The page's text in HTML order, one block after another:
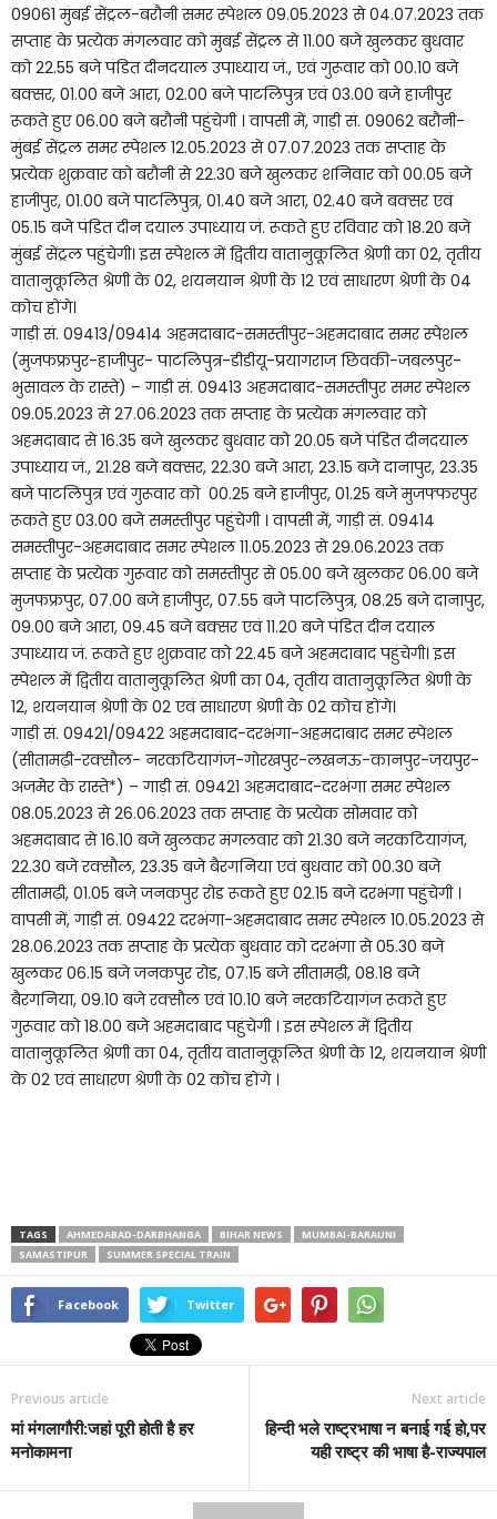
09061 मुंबई सेंट्रल-बरौनी समर स्पेशल 09.05.2023 से 04.07.2023 तक
सप्ताह के प्रत्येक मंगलवार को मुंबई सेंट्रल से 11.00 बजे खुलकर बुधवार
को 22.55 बजे पंडित दीनदयाल उपाध्याय जं., एवं गुरूवार को 00.10 बजे
बक्सर, 01.00 बजे आरा, 02.00 बजे पाटलिपुत्र एवं 03.00 बजे हाजीपुर
रूकते हुए 06.00 बजे बरौनी पहुंचेगी । वापसी में, गाड़ी सं. 09062 बरौनी-
मुंबई सेंट्रल समर स्पेशल 12.05.2023 से 07.07.2023 तक सप्ताह के
प्रत्येक शुक्रवार को बरौनी से 22.30 बजे खुलकर शनिवार को 00.05 बजे
हाजीपुर, 01.00 बजे पाटलिपुत्र, 01.40 बजे आरा, 02.40 बजे बक्सर एवं
05.15 बजे पंडित दीन दयाल उपाध्याय जं. रूकते हुए रविवार को 18.20 बजे
मुंबई सेंट्रल पहुंचेगी। इस स्पेशल में द्वितीय वातानुकूलित श्रेणी का 02, तृतीय
वातानुकूलित श्रेणी के 02, शयनयान श्रेणी के 12 एवं साधारण श्रेणी के 04
कोच होंगे।
गाड़ी सं. 09413/09414 अहमदाबाद-समस्तीपुर-अहमदाबाद समर स्पेशल
(मुजफफ्रपुर-हाजीपुर- पाटलिपुत्र-डीडीयू-प्रयागराज छिवकी-जबलपुर-
भुसावल के रास्ते) – गाड़ी सं. 09413 अहमदाबाद-समस्तीपुर समर स्पेशल
09.05.2023 से 27.06.2023 तक सप्ताह के प्रत्येक मंगलवार को
अहमदाबाद से 16.35 बजे खुलकर बुधवार को 20.05 बजे पंडित दीनदयाल
उपाध्याय जं., 21.28 बजे बक्सर, 22.30 बजे आरा, 23.15 बजे दानापुर, 23.35
बजे पाटलिपुत्र एवं गुरूवार को 00.25 बजे हाजीपुर, 01.25 बजे मुजफ्फरपुर
रूकते हुए 03.00 बजे समस्तीपुर पहुंचेगी । वापसी में, गाड़ी सं. 09414
समस्तीपुर-अहमदाबाद समर स्पेशल 11.05.2023 से 29.06.2023 तक
सप्ताह के प्रत्येक गुरूवार को समस्तीपुर से 05.00 बजे खुलकर 06.00 बजे
मुजफफ्रपुर, 07.00 बजे हाजीपुर, 07.55 बजे पाटलिपुत्र, 08.25 बजे दानापुर,
09.00 बजे आरा, 09.45 बजे बक्सर एवं 11.20 बजे पंडित दीन दयाल
उपाध्याय जं. रूकते हुए शुक्रवार को 22.45 बजे अहमदाबाद पहुंचेगी। इस
स्पेशल में द्वितीय वातानुकूलित श्रेणी का 04, तृतीय वातानुकूलित श्रेणी के
12, शयनयान श्रेणी के 02 एवं साधारण श्रेणी के 02 कोच होंगे।
गाड़ी सं. 09421/09422 अहमदाबाद-दरभंगा-अहमदाबाद समर स्पेशल
(सीतामढ़ी-रक्सौल- नरकटियागंज-गोरखपुर-लखनऊ-कानपुर-जयपुर-
अजमेर के रास्ते*) – गाड़ी सं. 09421 अहमदाबाद-दरभंगा समर स्पेशल
08.05.2023 से 26.06.2023 तक सप्ताह के प्रत्येक सोमवार को
अहमदाबाद से 16.10 बजे खुलकर मंगलवार को 21.30 बजे नरकटियागंज,
22.30 बजे रक्सौल, 23.35 बजे बैरगनिया एवं बुधवार को 00.30 बजे
सीतामढ़ी, 01.05 बजे जनकपुर रोड रूकते हुए 02.15 बजे दरभंगा पहुंचेगी ।
वापसी में, गाड़ी सं. 09422 दरभंगा-अहमदाबाद समर स्पेशल 10.05.2023 से
28.06.2023 तक सप्ताह के प्रत्येक बुधवार को दरभंगा से 05.30 बजे
खुलकर 06.15 बजे जनकपुर रोड, 07.15 बजे सीतामढ़ी, 08.18 बजे
बैरगनिया, 09.10 बजे रक्सौल एवं 10.10 बजे नरकटियागंज रूकते हुए
गुरूवार को 18.00 बजे अहमदाबाद पहुंचेगी । इस स्पेशल में द्वितीय
वातानुकूलित श्रेणी का 04, तृतीय वातानुकूलित श्रेणी के 12, शयनयान श्रेणी
के 02 एवं साधारण श्रेणी के 02 कोच होंगे ।
TAGS AHMEDABAD-DARBHANGA BIHAR NEWS
MUMBAI-BARAUNI
SAMASTIPUR
SUMMER SPECIAL TRAIN
Facebook Twitter
Previous article
मां मंगलागौरी:जहां पूरी होती है हर
मनोकामना
Next article
हिन्दी भले राष्ट्रभाषा न बनाई गई हो,पर
यही राष्ट्र की भाषा है-राज्यपाल